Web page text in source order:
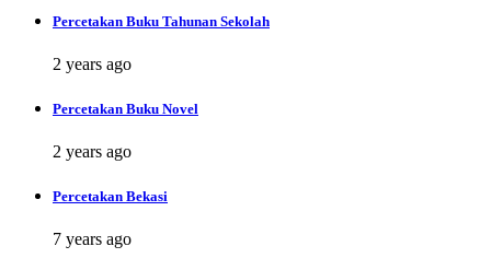
Percetakan Buku Tahunan Sekolah
2 years ago
Percetakan Buku Novel
2 years ago
Percetakan Bekasi
7 years ago